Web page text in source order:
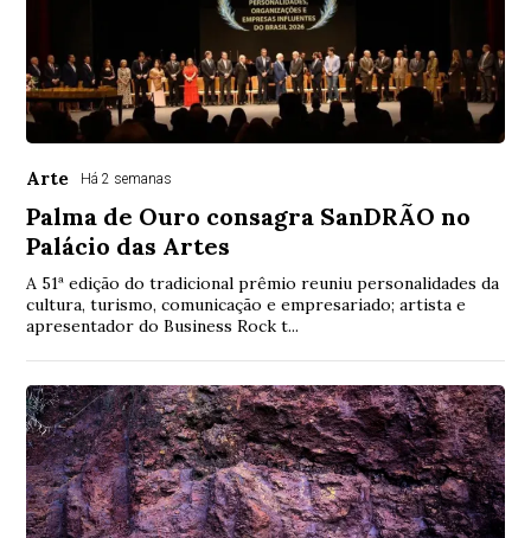
Arte Há 2 semanas
Palma de Ouro consagra SanDRÃO no
Palácio das Artes
A 51ª edição do tradicional prêmio reuniu personalidades da
cultura, turismo, comunicação e empresariado; artista e
apresentador do Business Rock t...